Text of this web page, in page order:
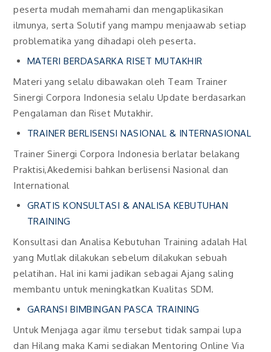
peserta mudah memahami dan mengaplikasikan
ilmunya, serta Solutif yang mampu menjaawab setiap
problematika yang dihadapi oleh peserta.
MATERI BERDASARKA RISET MUTAKHIR
Materi yang selalu dibawakan oleh Team Trainer
Sinergi Corpora Indonesia selalu Update berdasarkan
Pengalaman dan Riset Mutakhir.
TRAINER BERLISENSI NASIONAL & INTERNASIONAL
Trainer Sinergi Corpora Indonesia berlatar belakang
Praktisi,Akedemisi bahkan berlisensi Nasional dan
International
GRATIS KONSULTASI & ANALISA KEBUTUHAN
TRAINING
Konsultasi dan Analisa Kebutuhan Training adalah Hal
yang Mutlak dilakukan sebelum dilakukan sebuah
pelatihan. Hal ini kami jadikan sebagai Ajang saling
membantu untuk meningkatkan Kualitas SDM.
GARANSI BIMBINGAN PASCA TRAINING
Untuk Menjaga agar ilmu tersebut tidak sampai lupa
dan Hilang maka Kami sediakan Mentoring Online Via